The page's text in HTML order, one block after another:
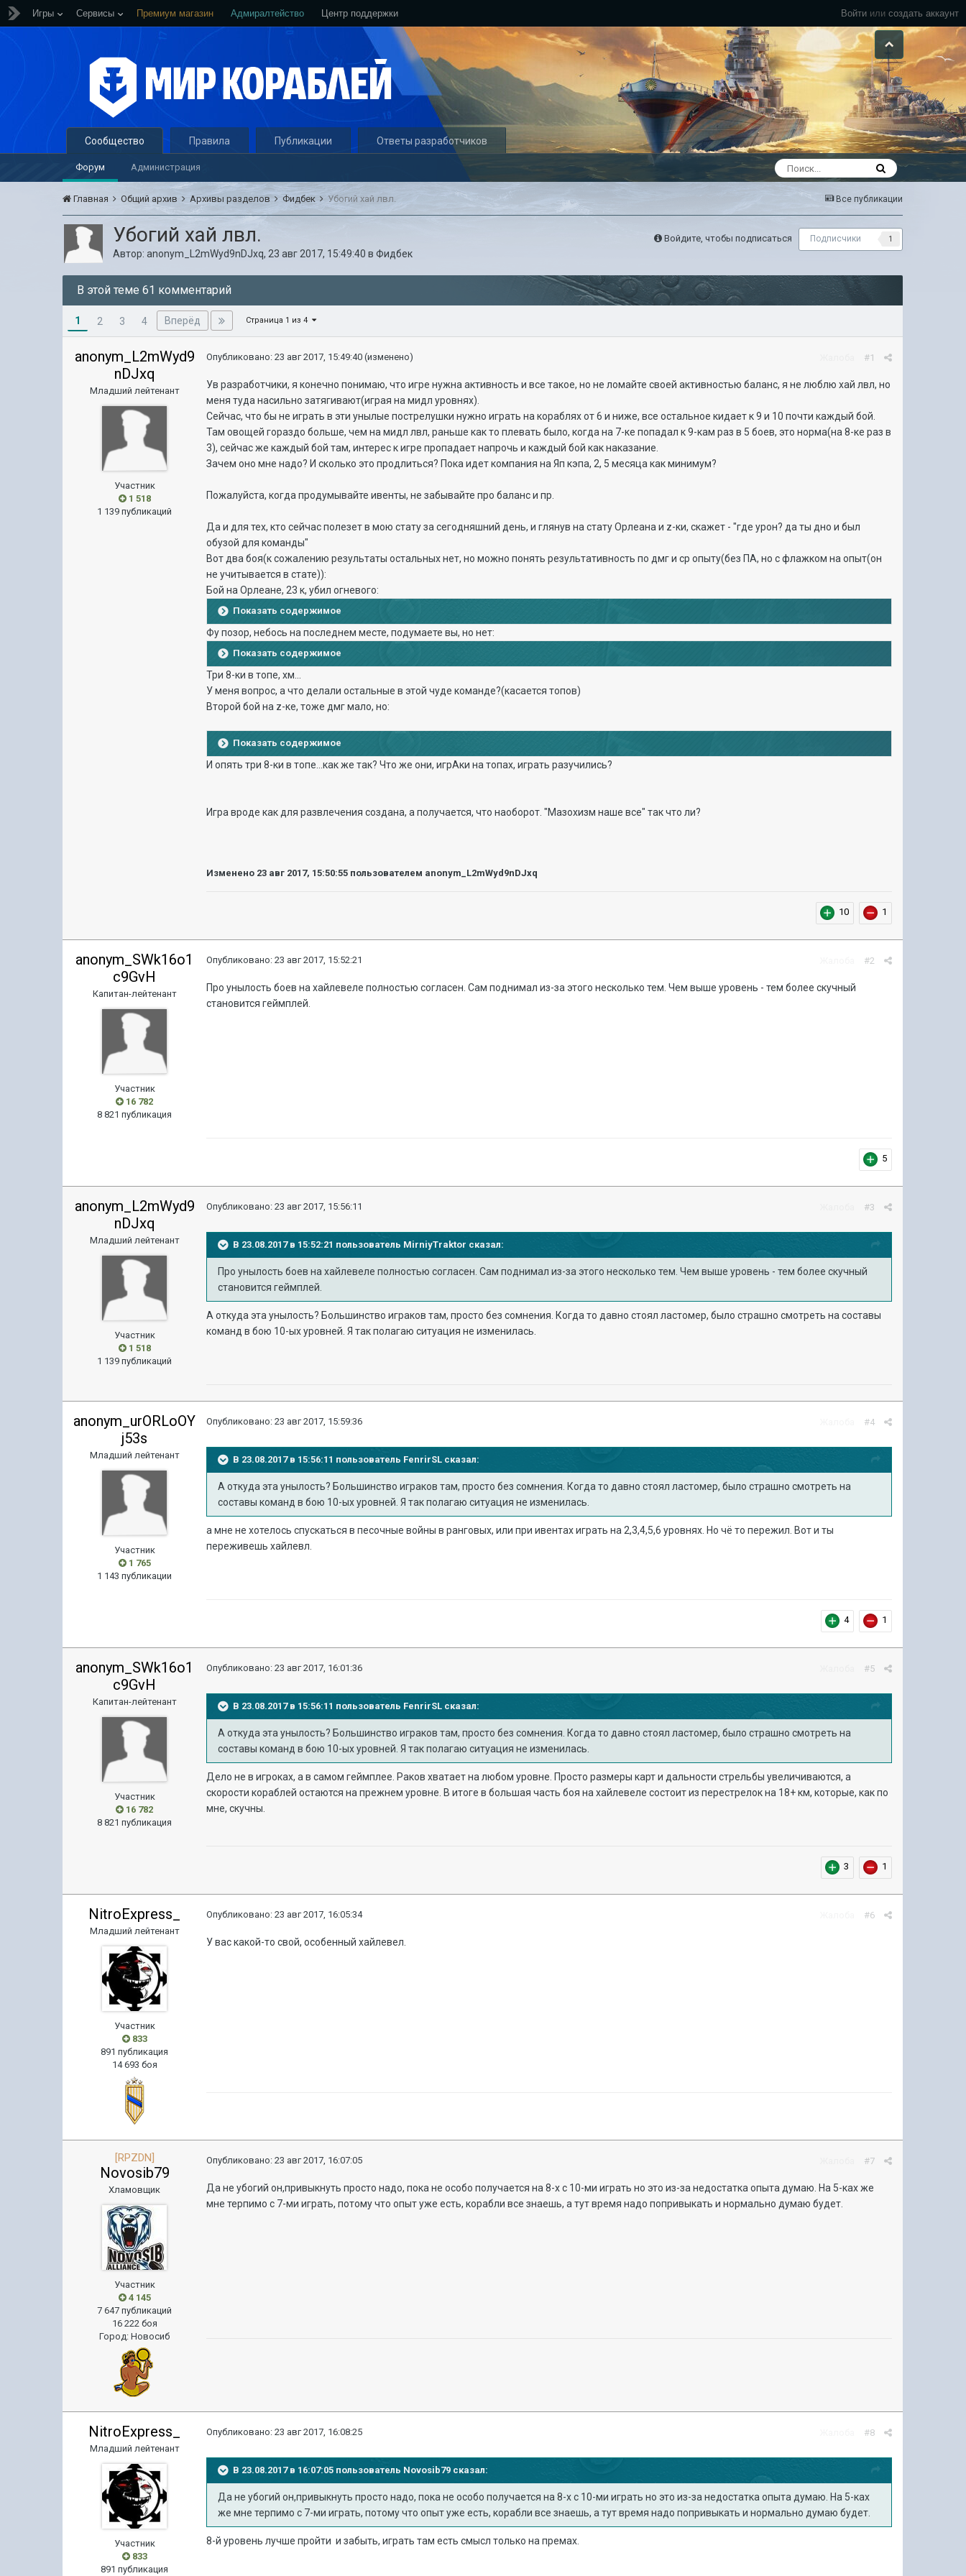
Войти или создать аккаунт
Игры Сервисы Премиум магазин Адмиралтейство Центр поддержки
Сообщество
Форум Администрация
Правила Публикации Ответы разработчиков
Все публикации
Главная Общий архив Архивы разделов Фидбек Убогий хай лвл.
Войдите, чтобы подписаться Подписчики 1
Убогий хай лвл.
Автор:anonym_L2mWyd9nDJxq, 23 авг 2017, 15:49:40 вФидбек
В этой теме 61 комментарий
1 2 3 4 Вперёд Страница 1 из 4
anonym_L2mWyd9
nDJxq
Младший лейтенант
Участник
1 518
1 139 публикаций
#1
Опубликовано:23 авг 2017, 15:49:40 (изменено)
Ув разработчики, я конечно понимаю, что игре нужна активность и все такое, но не ломайте своей активностью баланс, я не люблю хай лвл, но
меня туда насильно затягивают(играя на мидл уровнях).
Сейчас, что бы не играть в эти унылые пострелушки нужно играть на кораблях от 6 и ниже, все остальное кидает к 9 и 10 почти каждый бой.
Там овощей гораздо больше, чем на мидл лвл, раньше как то плевать было, когда на 7-ке попадал к 9-кам раз в 5 боев, это норма(на 8-ке раз в
3), сейчас же каждый бой там, интерес к игре пропадает напрочь и каждый бой как наказание.
Зачем оно мне надо? И сколько это продлиться? Пока идет компания на Яп кэпа, 2, 5 месяца как минимум?
Пожалуйста, когда продумывайте ивенты, не забывайте про баланс и пр.
Да и для тех, кто сейчас полезет в мою стату за сегодняшний день, и глянув на стату Орлеана и z-ки, скажет - "где урон? да ты дно и был
обузой для команды"
Вот два боя(к сожалению результаты остальных нет, но можно понять результативность по дмг и ср опыту(без ПА, но с флажком на опыт(он
не учитывается в стате)):
Бой на Орлеане, 23 к, убил огневого:
Показать содержимое
Фу позор, небось на последнем месте, подумаете вы, но нет:
Показать содержимое
Три 8-ки в топе, хм...
У меня вопрос, а что делали остальные в этой чуде команде?(касается топов)
Второй бой на z-ке, тоже дмг мало, но:
Показать содержимое
И опять три 8-ки в топе...как же так? Что же они, игрАки на топах, играть разучились?
Игра вроде как для развлечения создана, а получается, что наоборот. "Мазохизм наше все" так что ли?
Изменено 23 авг 2017, 15:50:55 пользователем anonym_L2mWyd9nDJxq
10 1
anonym_SWk16o1
c9GvH
Капитан-лейтенант
Участник
16 782
8 821 публикация
#2
Опубликовано:23 авг 2017, 15:52:21
Про унылость боев на хайлевеле полностью согласен. Сам поднимал из-за этого несколько тем. Чем выше уровень - тем более скучный
становится геймплей.
5
anonym_L2mWyd9
nDJxq
Младший лейтенант
Участник
1 518
1 139 публикаций
#3
Опубликовано:23 авг 2017, 15:56:11
В 23.08.2017 в 15:52:21 пользователь MirniyTraktor сказал:
Про унылость боев на хайлевеле полностью согласен. Сам поднимал из-за этого несколько тем. Чем выше уровень - тем более скучный
становится геймплей.
А откуда эта унылость? Большинство играков там, просто без сомнения. Когда то давно стоял ластомер, было страшно смотреть на составы
команд в бою 10-ых уровней. Я так полагаю ситуация не изменилась.
anonym_urORLoOY
j53s
Младший лейтенант
Участник
1 765
1 143 публикации
#4
Опубликовано:23 авг 2017, 15:59:36
В 23.08.2017 в 15:56:11 пользователь FenrirSL сказал:
А откуда эта унылость? Большинство играков там, просто без сомнения. Когда то давно стоял ластомер, было страшно смотреть на
составы команд в бою 10-ых уровней. Я так полагаю ситуация не изменилась.
а мне не хотелось спускаться в песочные войны в ранговых, или при ивентах играть на 2,3,4,5,6 уровнях. Но чё то пережил. Вот и ты
переживешь хайлевл.
4 1
anonym_SWk16o1
c9GvH
Капитан-лейтенант
Участник
16 782
8 821 публикация
#5
Опубликовано:23 авг 2017, 16:01:36
В 23.08.2017 в 15:56:11 пользователь FenrirSL сказал:
А откуда эта унылость? Большинство играков там, просто без сомнения. Когда то давно стоял ластомер, было страшно смотреть на
составы команд в бою 10-ых уровней. Я так полагаю ситуация не изменилась.
Дело не в игроках, а в самом геймплее. Раков хватает на любом уровне. Просто размеры карт и дальности стрельбы увеличиваются, а
скорости кораблей остаются на прежнем уровне. В итоге в большая часть боя на хайлевеле состоит из перестрелок на 18+ км, которые, как по
мне, скучны.
3 1
NitroExpress_
Младший лейтенант
Участник
833
891 публикация
14 693 боя
#6
Опубликовано:23 авг 2017, 16:05:34
У вас какой-то свой, особенный хайлевел.
[RPZDN]
Novosib79
Хламовщик
Участник
4 145
7 647 публикаций
16 222 боя
Город:Новосиб
#7
Опубликовано:23 авг 2017, 16:07:05
Да не убогий он,привыкнуть просто надо, пока не особо получается на 8-х с 10-ми играть но это из-за недостатка опыта думаю. На 5-ках же
мне терпимо с 7-ми играть, потому что опыт уже есть, корабли все знаешь, а тут время надо попривыкать и нормально думаю будет.
NitroExpress_
Младший лейтенант
Участник
833
891 публикация
#8
Опубликовано:23 авг 2017, 16:08:25
В 23.08.2017 в 16:07:05 пользователь Novosib79 сказал:
Да не убогий он,привыкнуть просто надо, пока не особо получается на 8-х с 10-ми играть но это из-за недостатка опыта думаю. На 5-ках
же мне терпимо с 7-ми играть, потому что опыт уже есть, корабли все знаешь, а тут время надо попривыкать и нормально думаю будет.
8-й уровень лучше пройти и забыть, играть там есть смысл только на премах.